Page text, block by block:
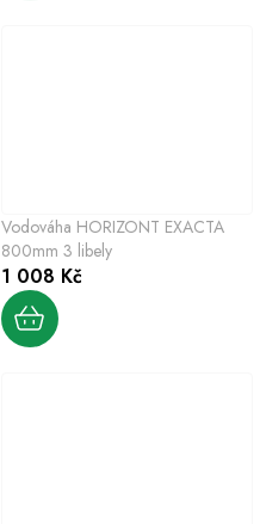
Vodováha HORIZONT EXACTA
800mm 3 libely
1 008 Kč